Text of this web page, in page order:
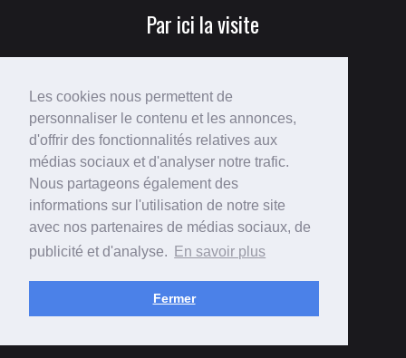
Les cookies nous permettent de
personnaliser le contenu et les annonces,
d'offrir des fonctionnalités relatives aux
médias sociaux et d'analyser notre trafic.
Nous partageons également des
informations sur l'utilisation de notre site
avec nos partenaires de médias sociaux, de
publicité et d'analyse.
En savoir plus
Fermer
Par ici la visite
Perdu ?
Voici le plan du site!